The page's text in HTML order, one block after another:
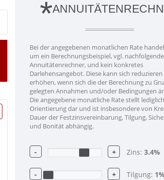
*
Bei der angegebenen monatlichen Rate
um ein Berechnungsbeispiel, vgl.
Annuitätenrechner, und kein konkretes
Darlehensangebot. Diese kann sich
erhöhen, wenn sich die der Berechnung zu
gelegten Annahmen und/oder Bedingungen
Die angegebene monatliche Rate stellt
Orientierung dar und ist insbesondere von
Dauer der Festzinsvereinbarung, Tilgung,
und Bonität abhängig.
- + Zins: 3.4%
- + Tilgung: 1%